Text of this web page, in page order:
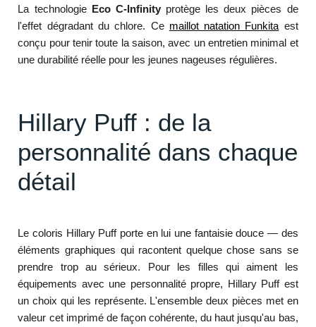
La technologie Eco C-Infinityprotège les deux pièces de
l'effet dégradant du chlore. Ce maillot natation Funkita est
conçu pour tenir toute la saison, avec un entretien minimal et
une durabilité réelle pour les jeunes nageuses régulières.
Hillary Puff : de la
personnalité dans chaque
détail
Le coloris Hillary Puff porte en lui une fantaisie douce — des
éléments graphiques qui racontent quelque chose sans se
prendre trop au sérieux. Pour les filles qui aiment les
équipements avec une personnalité propre, Hillary Puff est
un choix qui les représente. L'ensemble deux pièces met en
valeur cet imprimé de façon cohérente, du haut jusqu'au bas,